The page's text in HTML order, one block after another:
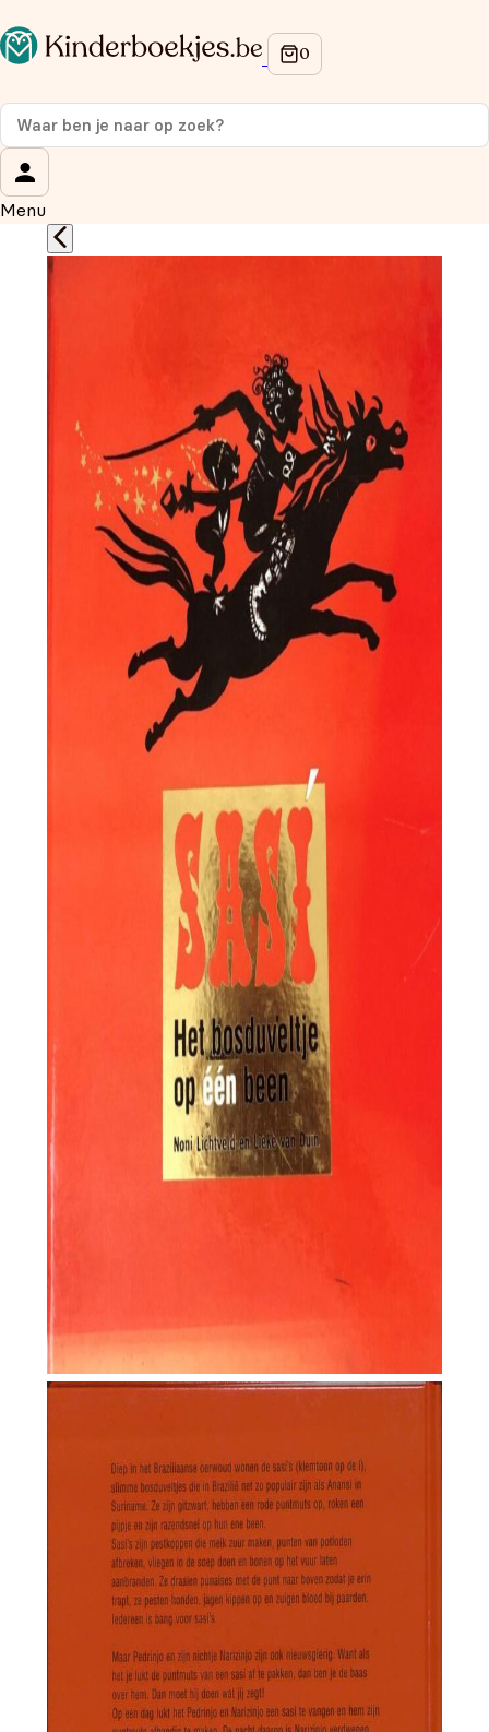
Menu
Op de hoogte blijven van onze acties?
Meld je aan voor onze nieuwsbrief en ontvang
korting
Wat is je voornaam?
Wat is je e-mailadres?*
We gebruiken je gegevens om contact op te nemen, in
overeenstemming met onsprivacybeleid.